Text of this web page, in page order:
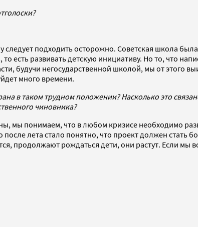
подходить осторожно. Советская школа
развивать детскую инициативу. Но то, что
будучи негосударственной школой, мы от этого
много времени.
в таком трудном положении? Насколько это
чиновника?
мы понимаем, что в любом кризисе необходимо
лета стало понятно, что проект должен
продолжают рождаться дети, они растут. Если